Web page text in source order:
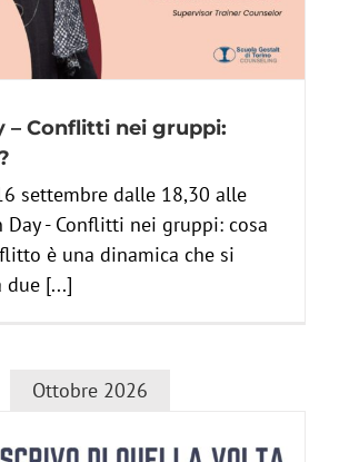
– Conflitti nei gruppi:
settembre dalle 18,30 alle
Day - Conflitti nei gruppi: cosa
è una dinamica che si
due [...]
Ottobre 2026